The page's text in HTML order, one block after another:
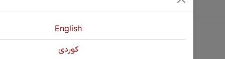
2
English
كوردی